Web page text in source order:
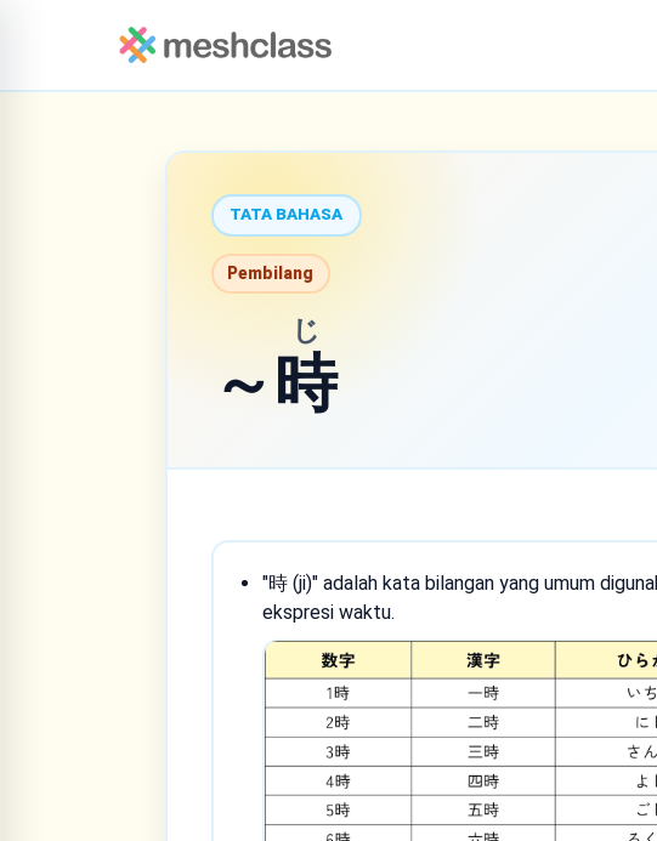
TATA BAHASA
Pembilang
～時
じ
"時 (ji)" adalah kata bilangan yang umum
ekspresi waktu.